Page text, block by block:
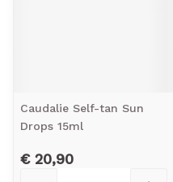
Caudalie Self-tan Sun
Drops 15ml
€ 20,90